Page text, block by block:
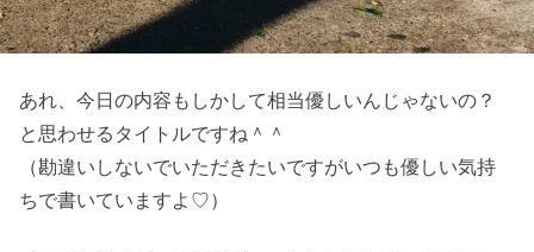
あれ、今日の内容もしかして相当優しいんじゃないの？
と思わせるタイトルですね＾＾
（勘違いしないでいただきたいですがいつも優しい気持
ちで書いていますよ♡）